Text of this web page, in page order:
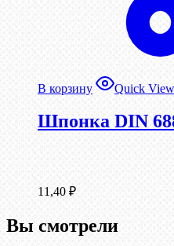
В корзину Quick View
Шпонка DIN
11,40 ₽
Вы смотрели